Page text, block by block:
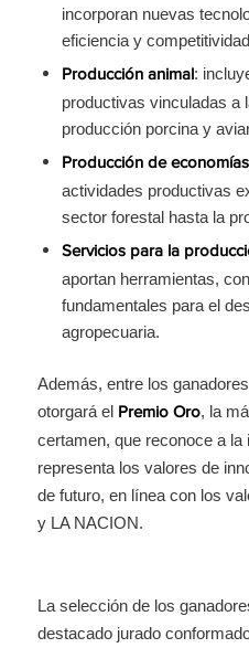
incorporan nuevas
eficiencia y
Producción animal:
productivas vinculadas a
producción porcina y
Producción de
actividades productivas
sector forestal hasta la
Servicios para la
aportan herramientas,
fundamentales para el
agropecuaria.
Además, entre los
otorgará el Premio Oro, la
certamen, que reconoce a la
representa los valores de
de futuro, en línea con los
y LA NACION.
La selección de los
destacado jurado